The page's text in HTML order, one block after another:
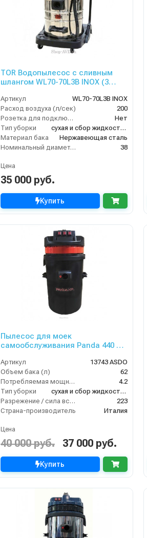
TOR Водопылесос с сливным
шлангом WL70-70L3B INOX (3
Артикул
WL70-70L3B INOX
Расход воздуха (л/сек)
200
Розетка для подключения инструмента
Нет
Тип уборки
сухая и сбор жидкостей
Материал бака
Нержавеющая сталь
Номинальный диаметр принадлежностей (мм)
38
Цена
35 000 руб.
Купить
Пылесос для моек
самообслуживания Panda 440 GA
Артикул
13743 ASDO
Объем бака (л)
62
Потребляемая мощность (кВт)
4.2
Тип уборки
сухая и сбор жидкостей
Разрежение / сила всасывания (мбар)
223
Страна-производитель
Италия
Цена
40 000 руб. 37 000 руб.
Купить